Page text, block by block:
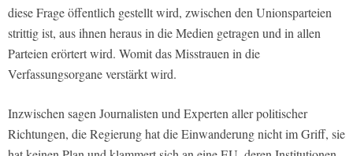
diese Frage öffentlich gestellt wird, zwischen den Unionsparteien
strittig ist, aus ihnen heraus in die Medien getragen und in allen
Parteien erörtert wird. Womit das Misstrauen in die
Verfassungsorgane verstärkt wird.
Inzwischen sagen Journalisten und Experten aller politischer
Richtungen, die Regierung hat die Einwanderung nicht im Griff, sie